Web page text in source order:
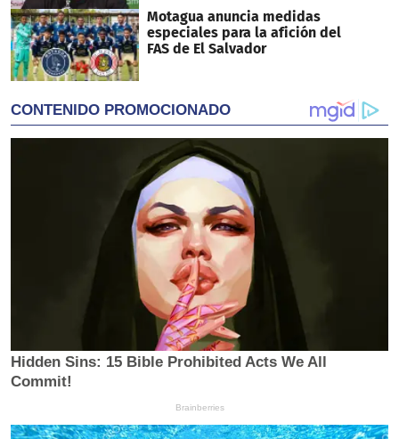
Motagua anuncia medidas
especiales para la afición del
FAS de El Salvador